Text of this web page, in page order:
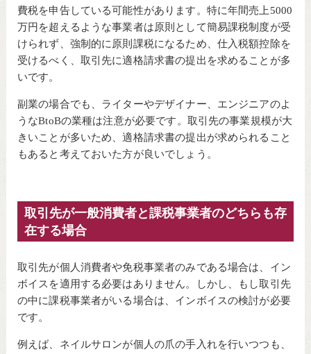
費税を申告している可能性があります。特に年間売上5000
万円を超えるような事業者は原則として簡易課税制度が受
けられず、強制的に原則課税になるため、仕入税額控除を
受けるべく、取引先に適格請求書の提出を求めることが多
いです。
副業の場合でも、ライターやデザイナー、エンジニアのよ
うなBtoBの業種は注意が必要です。取引先の事業規模が大
きいことが多いため、適格請求書の提出が求められること
もあると考えておいた方が良いでしょう。
取引先が一般消費者と課税事業者のどちらも存
在する場合
取引先が個人消費者や免税事業者のみである場合は、イン
ボイスを適用する必要はありません。しかし、もし取引先
の中に課税事業者がいる場合は、インボイスの検討が必要
です。
例えば、ネイルサロンが個人の爪の手入れを行いつつも、